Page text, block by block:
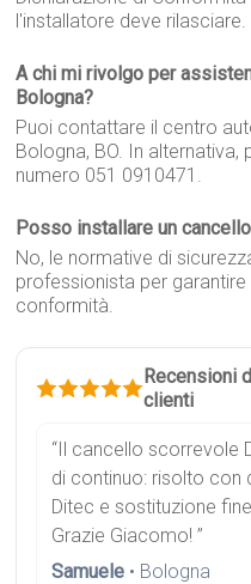
l'installatore deve rilasciare.
A chi mi rivolgo per
Bologna?
Puoi contattare il centro
Bologna, BO. In
numero 051 0910471.
Posso installare un
No, le normative di
professionista per
conformità.
Recensioni
clienti
“Il cancello scorrevole
di continuo: risolto con
Ditec e sostituzione
Grazie Giacomo! ”
Samuele • Bologna